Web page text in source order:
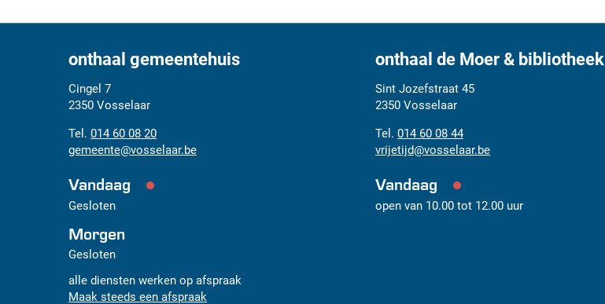
onthaal gemeentehuis
Adres
Cingel 7
2350 Vosselaar
Tel.
014 60 08 20
E-
mail
gemeente@vosselaar.be
Vandaag
Gesloten
Morgen
Gesloten
alle diensten werken op afspraak
Maak steeds een afspraak
onthaal de Moer & bibliotheek
Adres
Sint Jozefstraat 45
2350 Vosselaar
Tel.
014 60 08 44
E-
mail
vrijetijd@vosselaar.be
Vandaag
open van 10.00 tot 12.00 uur